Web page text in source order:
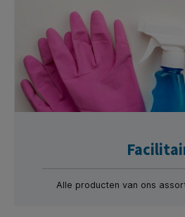
Alle producten van ons